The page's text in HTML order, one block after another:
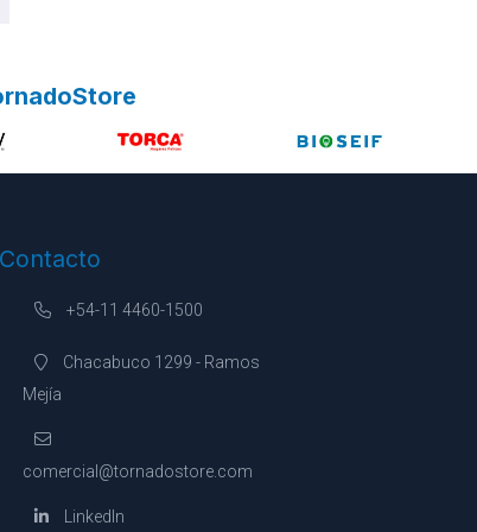
Contacto
+54-11 4460-1500
Chacabuco 1299 - Ramos
Mejía
comercial@tornadostore.com
LinkedIn